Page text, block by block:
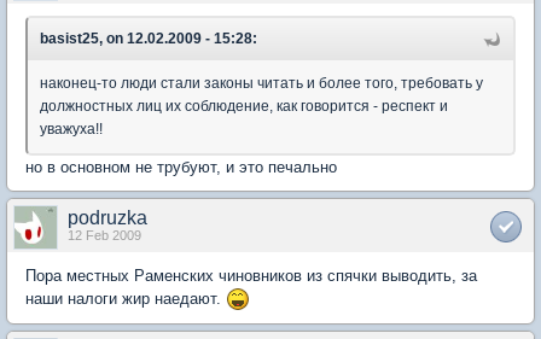
basist25, on 12.02.2009 - 15:28:
наконец-то люди стали законы читать и более того, требовать у
должностных лиц их соблюдение, как говорится - респект и
уважуха!!
но в основном не трубуют, и это печально
podruzka
12 Feb 2009
Пора местных Раменских чиновников из спячки выводить, за
наши налоги жир наедают.